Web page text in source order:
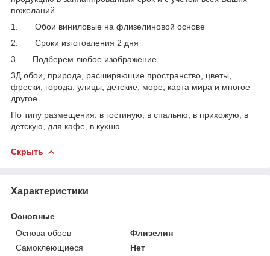
пожеланий.
1. Обои виниловые на флизелиновой основе
2. Сроки изготовления 2 дня
3. Подберем любое изображение
3Д обои, природа, расширяющие пространство, цветы,
фрески, города, улицы, детские, море, карта мира и многое
другое.
По типу размещения: в гостиную, в спальню, в прихожую, в
детскую, для кафе, в кухню
Скрыть
Характеристики
Основные
Основа обоев
Флизелин
Самоклеющиеся
Нет